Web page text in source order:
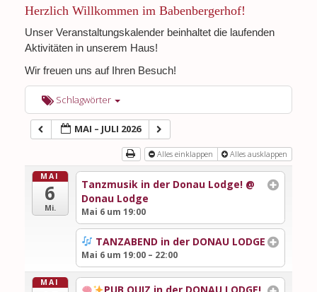
Herzlich Willkommen im Babenbergerhof!
Unser Veranstaltungskalender beinhaltet die laufenden
Aktivitäten in unserem Haus!
Wir freuen uns auf Ihren Besuch!
Schlagwörter
MAI – JULI 2026
Alles einklappen Alles ausklappen
MAI
6
Mi.
Tanzmusik in der Donau Lodge! @
Donau Lodge
Mai 6 um 19:00
TANZABEND in der DONAU LODGE
Mai 6 um 19:00 – 22:00
MAI